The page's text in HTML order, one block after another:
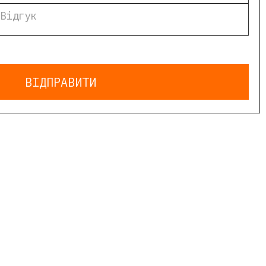
ВІДПРАВИТИ